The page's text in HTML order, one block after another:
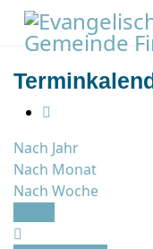
Nach Jahr
Nach Monat
Nach Woche